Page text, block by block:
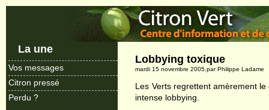
La une
Vos messages
Citron pressé
Perdu ?
Lobbying toxique
mardi 15 novembre 2005.par Philippe Ladame
Les Verts regrettent amèrement
intense lobbying.